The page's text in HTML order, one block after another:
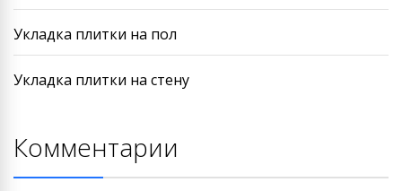
Укладка плитки на пол
Укладка плитки на стену
Комментарии